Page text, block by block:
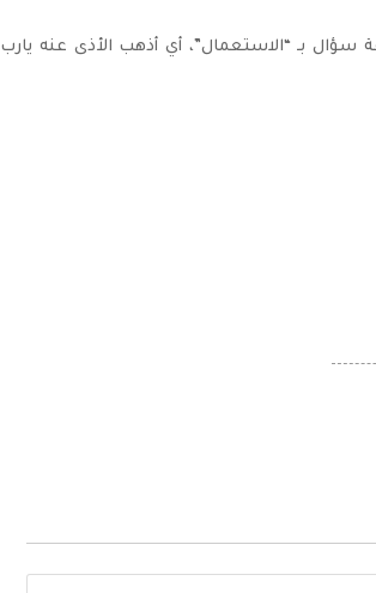
سؤال بـ “الاستعمال”، أي أذهب الأذى عنه يارب